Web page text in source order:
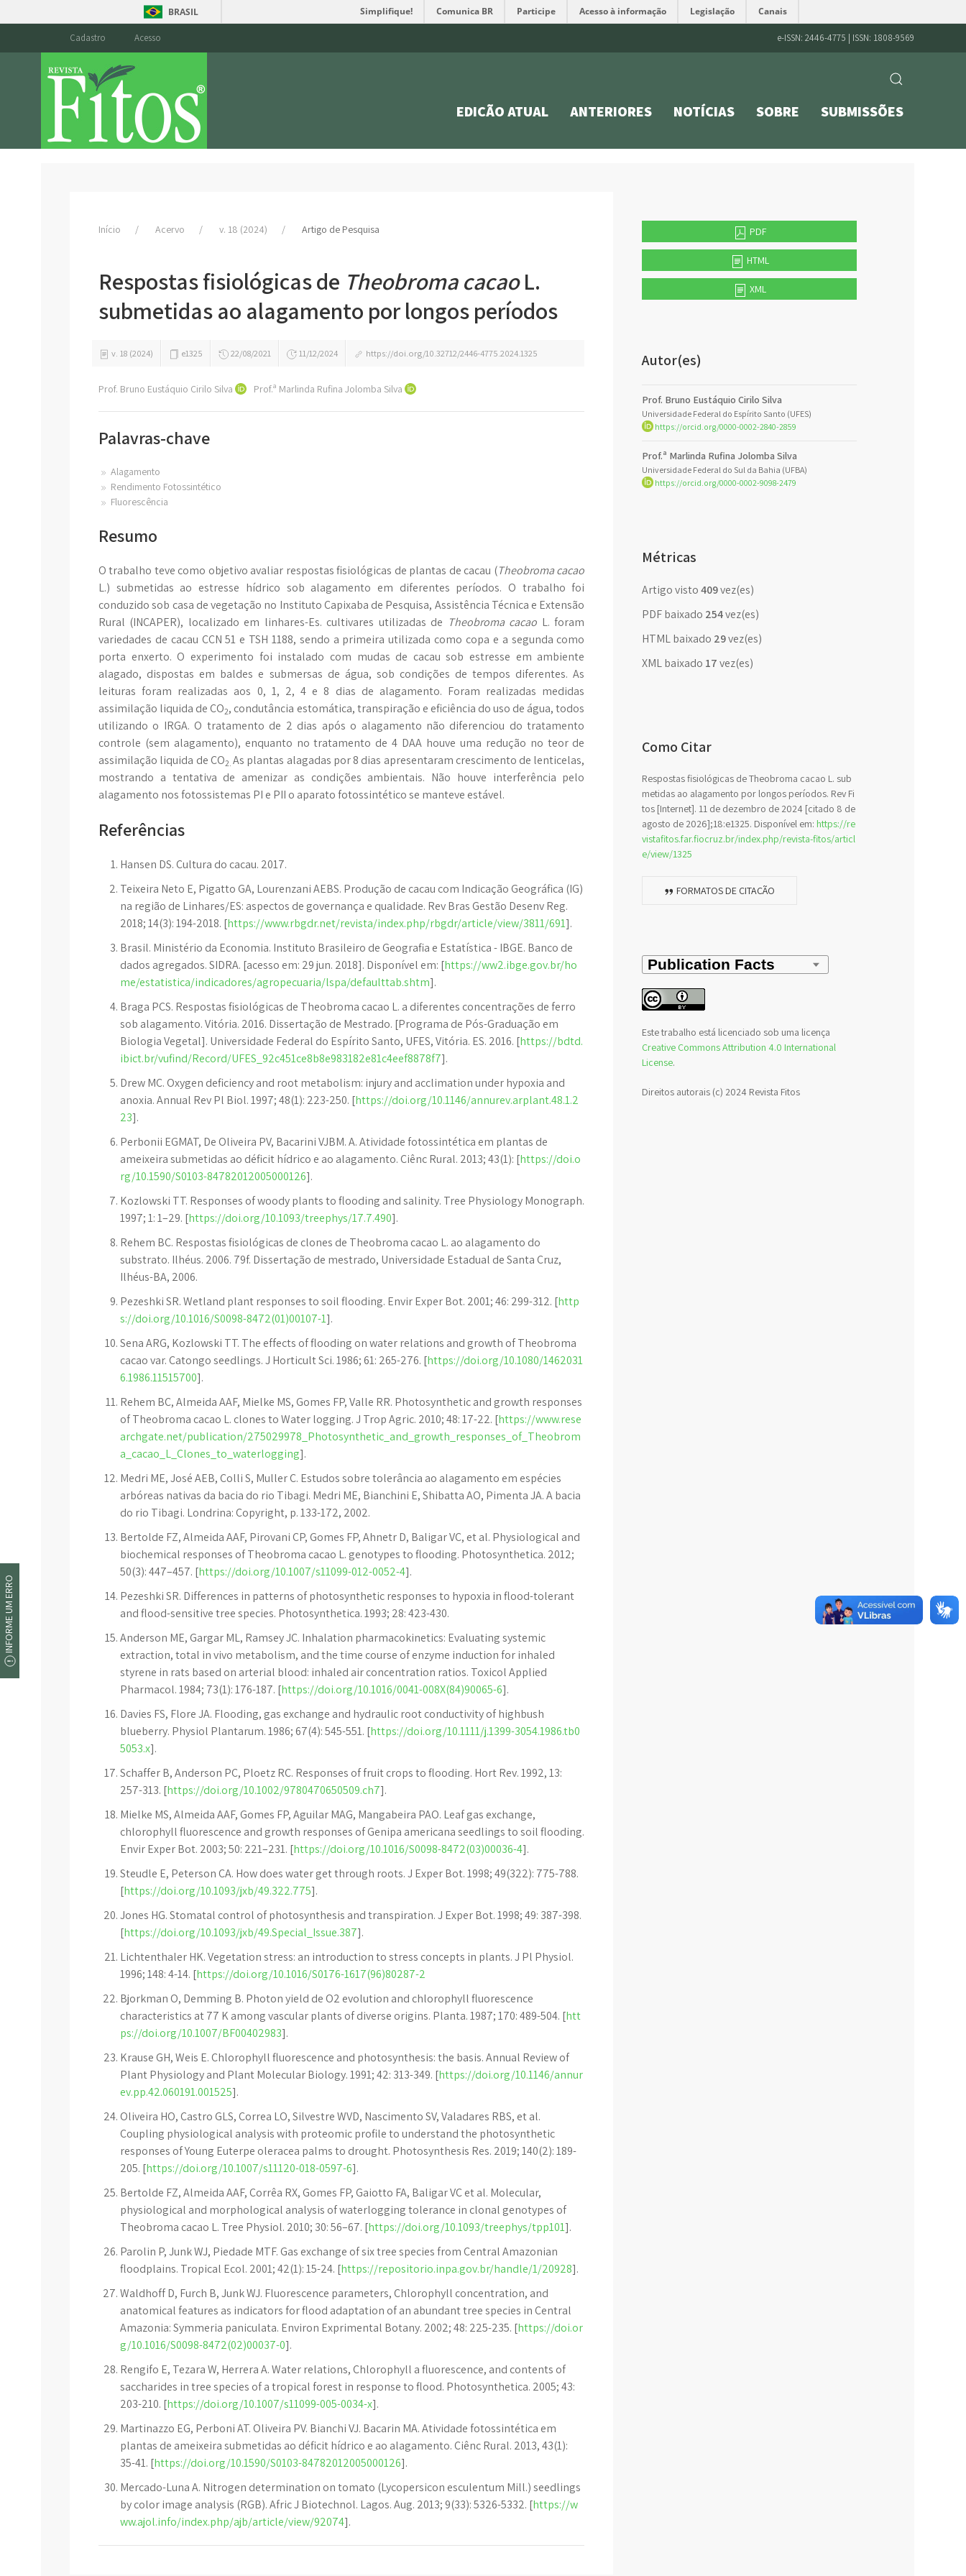
BRASIL Simplifique! Comunica BR Participe Acesso à informação Legislação Canais
Cadastro Acesso e-ISSN: 2446-4775 | ISSN: 1808-9569
EDIÇÃO ATUAL ANTERIORES NOTÍCIAS SOBRE SUBMISSÕES
Início Acervo v. 18 (2024) Artigo de Pesquisa
Respostas fisiológicas de Theobroma cacaoL.
submetidas ao alagamento por longos períodos
v. 18 (2024) e1325 22/08/2021 11/12/2024 https://doi.org/10.32712/2446-4775.2024.1325
Prof. Bruno Eustáquio Cirilo Silva Prof.ª Marlinda Rufina Jolomba Silva
Palavras-chave
Alagamento
Rendimento Fotossintético
Fluorescência
Resumo
O trabalho teve como objetivo avaliar respostas fisiológicas de plantas de cacau (Theobroma cacao
L.) submetidas ao estresse hídrico sob alagamento em diferentes períodos. O trabalho foi
conduzido sob casa de vegetação no Instituto Capixaba de Pesquisa, Assistência Técnica e Extensão
Rural (INCAPER), localizado em linhares-Es. cultivares utilizadas de Theobroma cacao L. foram
variedades de cacau CCN 51 e TSH 1188, sendo a primeira utilizada como copa e a segunda como
porta enxerto. O experimento foi instalado com mudas de cacau sob estresse em ambiente
alagado, dispostas em baldes e submersas de água, sob condições de tempos diferentes. As
leituras foram realizadas aos 0, 1, 2, 4 e 8 dias de alagamento. Foram realizadas medidas
assimilação liquida de CO2, condutância estomática, transpiração e eficiência do uso de água, todos
utilizando o IRGA. O tratamento de 2 dias após o alagamento não diferenciou do tratamento
controle (sem alagamento), enquanto no tratamento de 4 DAA houve uma redução no teor de
assimilação liquida de CO2.As plantas alagadas por 8 dias apresentaram crescimento de lenticelas,
mostrando a tentativa de amenizar as condições ambientais. Não houve interferência pelo
alagamento nos fotossistemas PI e PII o aparato fotossintético se manteve estável.
Referências
Hansen DS. Cultura do cacau. 2017.
Teixeira Neto E, Pigatto GA, Lourenzani AEBS. Produção de cacau com Indicação Geográfica (IG)
na região de Linhares/ES: aspectos de governança e qualidade. Rev Bras Gestão Desenv Reg.
2018; 14(3): 194-2018. [https://www.rbgdr.net/revista/index.php/rbgdr/article/view/3811/691].
Brasil. Ministério da Economia. Instituto Brasileiro de Geografia e Estatística - IBGE. Banco de
dados agregados. SIDRA. [acesso em: 29 jun. 2018]. Disponível em: [https://ww2.ibge.gov.br/ho
me/estatistica/indicadores/agropecuaria/lspa/defaulttab.shtm].
Braga PCS. Respostas fisiológicas de Theobroma cacao L. a diferentes concentrações de ferro
sob alagamento. Vitória. 2016. Dissertação de Mestrado. [Programa de Pós-Graduação em
Biologia Vegetal]. Universidade Federal do Espírito Santo, UFES, Vitória. ES. 2016. [https://bdtd.
ibict.br/vufind/Record/UFES_92c451ce8b8e983182e81c4eef8878f7].
Drew MC. Oxygen deficiency and root metabolism: injury and acclimation under hypoxia and
anoxia. Annual Rev Pl Biol. 1997; 48(1): 223-250. [https://doi.org/10.1146/annurev.arplant.48.1.2
23].
Perbonii EGMAT, De Oliveira PV, Bacarini VJBM. A. Atividade fotossintética em plantas de
ameixeira submetidas ao déficit hídrico e ao alagamento. Ciênc Rural. 2013; 43(1): [https://doi.o
rg/10.1590/S0103-84782012005000126].
Kozlowski TT. Responses of woody plants to flooding and salinity. Tree Physiology Monograph.
1997; 1: 1–29. [https://doi.org/10.1093/treephys/17.7.490].
Rehem BC. Respostas fisiológicas de clones de Theobroma cacao L. ao alagamento do
substrato. Ilhéus. 2006. 79f. Dissertação de mestrado, Universidade Estadual de Santa Cruz,
Ilhéus-BA, 2006.
Pezeshki SR. Wetland plant responses to soil flooding. Envir Exper Bot. 2001; 46: 299-312. [http
s://doi.org/10.1016/S0098-8472(01)00107-1].
Sena ARG, Kozlowski TT. The effects of flooding on water relations and growth of Theobroma
cacao var. Catongo seedlings. J Horticult Sci. 1986; 61: 265-276. [https://doi.org/10.1080/1462031
6.1986.11515700].
Rehem BC, Almeida AAF, Mielke MS, Gomes FP, Valle RR. Photosynthetic and growth responses
of Theobroma cacao L. clones to Water logging. J Trop Agric. 2010; 48: 17-22. [https://www.rese
archgate.net/publication/275029978_Photosynthetic_and_growth_responses_of_Theobrom
a_cacao_L_Clones_to_waterlogging].
Medri ME, José AEB, Colli S, Muller C. Estudos sobre tolerância ao alagamento em espécies
arbóreas nativas da bacia do rio Tibagi. Medri ME, Bianchini E, Shibatta AO, Pimenta JA. A bacia
do rio Tibagi. Londrina: Copyright, p. 133-172, 2002.
Bertolde FZ, Almeida AAF, Pirovani CP, Gomes FP, Ahnetr D, Baligar VC, et al. Physiological and
biochemical responses of Theobroma cacao L. genotypes to flooding. Photosynthetica. 2012;
50(3): 447–457. [https://doi.org/10.1007/s11099-012-0052-4].
Pezeshki SR. Differences in patterns of photosynthetic responses to hypoxia in flood-tolerant
and flood-sensitive tree species. Photosynthetica. 1993; 28: 423-430.
Anderson ME, Gargar ML, Ramsey JC. Inhalation pharmacokinetics: Evaluating systemic
extraction, total in vivo metabolism, and the time course of enzyme induction for inhaled
styrene in rats based on arterial blood: inhaled air concentration ratios. Toxicol Applied
Pharmacol. 1984; 73(1): 176-187. [https://doi.org/10.1016/0041-008X(84)90065-6].
Davies FS, Flore JA. Flooding, gas exchange and hydraulic root conductivity of highbush
blueberry. Physiol Plantarum. 1986; 67(4): 545-551. [https://doi.org/10.1111/j.1399-3054.1986.tb0
5053.x].
Schaffer B, Anderson PC, Ploetz RC. Responses of fruit crops to flooding. Hort Rev. 1992, 13:
257-313. [https://doi.org/10.1002/9780470650509.ch7].
Mielke MS, Almeida AAF, Gomes FP, Aguilar MAG, Mangabeira PAO. Leaf gas exchange,
chlorophyll fluorescence and growth responses of Genipa americana seedlings to soil flooding.
Envir Exper Bot. 2003; 50: 221–231. [https://doi.org/10.1016/S0098-8472(03)00036-4].
Steudle E, Peterson CA. How does water get through roots. J Exper Bot. 1998; 49(322): 775-788.
[https://doi.org/10.1093/jxb/49.322.775].
Jones HG. Stomatal control of photosynthesis and transpiration. J Exper Bot. 1998; 49: 387-398.
[https://doi.org/10.1093/jxb/49.Special_Issue.387].
Lichtenthaler HK. Vegetation stress: an introduction to stress concepts in plants. J Pl Physiol.
1996; 148: 4-14. [https://doi.org/10.1016/S0176-1617(96)80287-2
Bjorkman O, Demming B. Photon yield de O2 evolution and chlorophyll fluorescence
characteristics at 77 K among vascular plants of diverse origins. Planta. 1987; 170: 489-504. [htt
ps://doi.org/10.1007/BF00402983].
Krause GH, Weis E. Chlorophyll fluorescence and photosynthesis: the basis. Annual Review of
Plant Physiology and Plant Molecular Biology. 1991; 42: 313-349. [https://doi.org/10.1146/annur
ev.pp.42.060191.001525].
Oliveira HO, Castro GLS, Correa LO, Silvestre WVD, Nascimento SV, Valadares RBS, et al.
Coupling physiological analysis with proteomic profile to understand the photosynthetic
responses of Young Euterpe oleracea palms to drought. Photosynthesis Res. 2019; 140(2): 189-
205. [https://doi.org/10.1007/s11120-018-0597-6].
Bertolde FZ, Almeida AAF, Corrêa RX, Gomes FP, Gaiotto FA, Baligar VC et al. Molecular,
physiological and morphological analysis of waterlogging tolerance in clonal genotypes of
Theobroma cacao L. Tree Physiol. 2010; 30: 56–67. [https://doi.org/10.1093/treephys/tpp101].
Parolin P, Junk WJ, Piedade MTF. Gas exchange of six tree species from Central Amazonian
floodplains. Tropical Ecol. 2001; 42(1): 15-24. [https://repositorio.inpa.gov.br/handle/1/20928].
Waldhoff D, Furch B, Junk WJ. Fluorescence parameters, Chlorophyll concentration, and
anatomical features as indicators for flood adaptation of an abundant tree species in Central
Amazonia: Symmeria paniculata. Environ Exprimental Botany. 2002; 48: 225-235. [https://doi.or
g/10.1016/S0098-8472(02)00037-0].
Rengifo E, Tezara W, Herrera A. Water relations, Chlorophyll a fluorescence, and contents of
saccharides in tree species of a tropical forest in response to flood. Photosynthetica. 2005; 43:
203-210. [https://doi.org/10.1007/s11099-005-0034-x].
Martinazzo EG, Perboni AT. Oliveira PV. Bianchi VJ. Bacarin MA. Atividade fotossintética em
plantas de ameixeira submetidas ao déficit hídrico e ao alagamento. Ciênc Rural. 2013, 43(1):
35-41. [https://doi.org/10.1590/S0103-84782012005000126].
Mercado-Luna A. Nitrogen determination on tomato (Lycopersicon esculentum Mill.) seedlings
by color image analysis (RGB). Afric J Biotechnol. Lagos. Aug. 2013; 9(33): 5326-5332. [https://w
ww.ajol.info/index.php/ajb/article/view/92074].
PDF
HTML
XML
Autor(es)
Prof. Bruno Eustáquio Cirilo Silva
Universidade Federal do Espírito Santo (UFES)
https://orcid.org/0000-0002-2840-2859
Prof.ª Marlinda Rufina Jolomba Silva
Universidade Federal do Sul da Bahia (UFBA)
https://orcid.org/0000-0002-9098-2479
Métricas
Artigo visto409vez(es)
PDF baixado 254vez(es)
HTML baixado 29vez(es)
XML baixado 17vez(es)
Como Citar
Respostas fisiológicas de Theobroma cacao L. sub
metidas ao alagamento por longos períodos. Rev Fi
tos [Internet]. 11 de dezembro de 2024 [citado 8 de
agosto de 2026];18:e1325. Disponível em: https://re
vistafitos.far.fiocruz.br/index.php/revista-fitos/articl
e/view/1325
FORMATOS DE CITAÇÃO
Este trabalho está licenciado sob uma licença
Creative Commons Attribution 4.0 International
License.
Direitos autorais (c) 2024 Revista Fitos
INFORME UM ERRO